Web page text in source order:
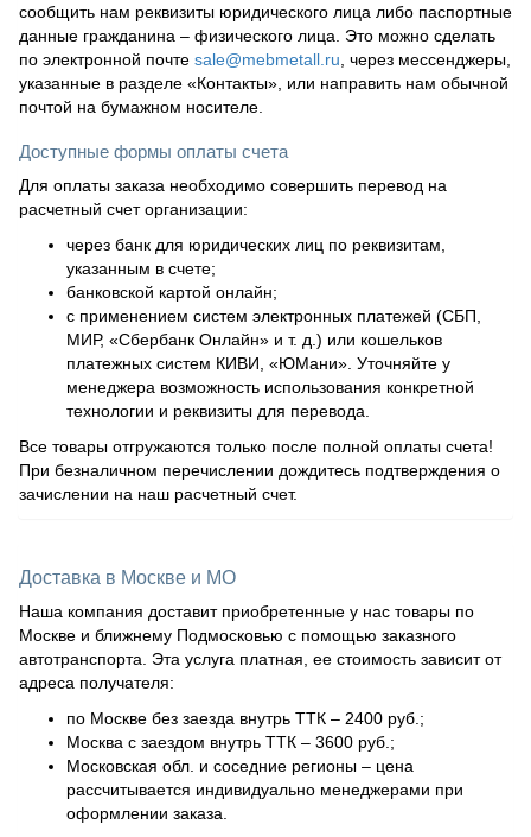
сообщить нам реквизиты юридического лица либо паспортные
данные гражданина – физического лица. Это можно сделать
по электронной почте sale@mebmetall.ru , через мессенджеры,
указанные в разделе «Контакты», или направить нам обычной
почтой на бумажном носителе.
Доступные формы оплаты счета
Для оплаты заказа необходимо совершить перевод на
расчетный счет организации:
через банк для юридических лиц по реквизитам,
указанным в счете;
банковской картой онлайн;
с применением систем электронных платежей (СБП,
МИР, «Сбербанк Онлайн» и т. д.) или кошельков
платежных систем КИВИ, «ЮМани». Уточняйте у
менеджера возможность использования конкретной
технологии и реквизиты для перевода.
Все товары отгружаются только после полной оплаты счета!
При безналичном перечислении дождитесь подтверждения о
зачислении на наш расчетный счет.
Доставка в Москве и МО
Наша компания доставит приобретенные у нас товары по
Москве и ближнему Подмосковью с помощью заказного
автотранспорта. Эта услуга платная, ее стоимость зависит от
адреса получателя:
по Москве без заезда внутрь ТТК – 2400 руб.;
Москва с заездом внутрь ТТК – 3600 руб.;
Московская обл. и соседние регионы – цена
рассчитывается индивидуально менеджерами при
оформлении заказа.